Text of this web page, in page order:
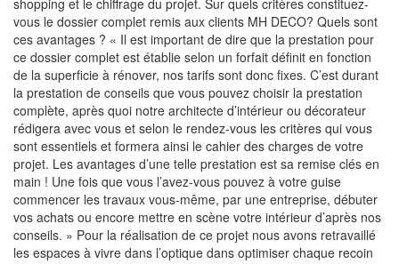
vous le dossier complet remis aux clients MH DECO? Quels sont
ces avantages ? « Il est important de dire que la prestation pour
ce dossier complet est établie selon un forfait définit en fonction
de la superficie à rénover, nos tarifs sont donc fixes. C’est durant
la prestation de conseils que vous pouvez choisir la prestation
complète, après quoi notre architecte d’intérieur ou décorateur
rédigera avec vous et selon le rendez-vous les critères qui vous
sont essentiels et formera ainsi le cahier des charges de votre
projet. Les avantages d’une telle prestation est sa remise clés en
main ! Une fois que vous l’avez-vous pouvez à votre guise
commencer les travaux vous-même, par une entreprise, débuter
vos achats ou encore mettre en scène votre intérieur d’après nos
conseils. » Pour la réalisation de ce projet nous avons retravaillé
les espaces à vivre dans l’optique dans optimiser chaque recoin